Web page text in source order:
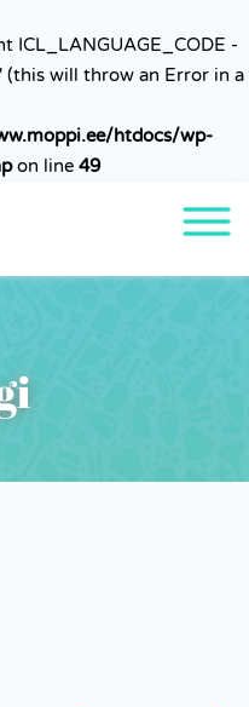
ICL_LANGUAGE_CODE -
(this will throw an Error in a
htdocs/wp-
on line 49